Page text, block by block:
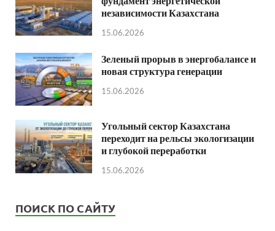
независимости Казахстана
15.06.2026
Зеленый прорыв в энергобалансе и
новая структура генерации
15.06.2026
Угольный сектор Казахстана
переходит на рельсы экологизации
и глубокой переработки
15.06.2026
ПОИСК ПО САЙТУ